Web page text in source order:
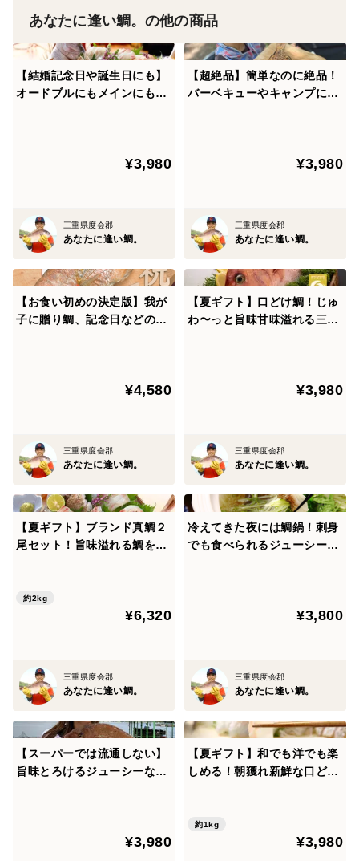
【賞味期限】
出荷日＋４日
お届け日から２日以内にお召し上がり下さい。
お届けした頃がいちばん甘みを感じやすく食べごろで
けとなります。
【お届け日】
ご注文日より最短４日
※北海道・沖縄への配送は最短５日となります。
真空パックにして、クール便にてお届けいたします。
■注意事項■
３枚下ろしにしてお届けいたしますが、身の中心に血合
骨が残っています。
召し上がる前に柵状にカットしていただくと、綺麗に取
り除けます。
く召し上がれますよ♪
＜恵まれた環境＞
迫間浦は、自然ゆたかな山々に包まれるように、湾の奥
へとのびる入り江。
雨が降るたびに、植物性プランクトンなどの栄養が山か
こうして口の中で甘みがじゅわっと広がる真鯛へと育つ
あなたに逢い鯛。の他の商品
【結婚記念日や誕生日にも】
オードブルにもメインにもな
¥3,980
三重県度会郡
あなたに逢い鯛。
【超絶品】簡単なのに絶品！
バーベキューやキャンプに
¥3,980
三重県度会郡
あなたに逢い鯛。
【お食い初めの決定版】我が
子に贈り鯛、記念日などのお
¥4,580
三重県度会郡
あなたに逢い鯛。
【夏ギフト】口どけ鯛！じゅ
わ〜っと旨味甘味溢れる三重
¥3,980
三重県度会郡
あなたに逢い鯛。
【夏ギフト】ブランド真鯛２
尾セット！旨味溢れる鯛を贈
約2kg
¥6,320
三重県度会郡
あなたに逢い鯛。
冷えてきた夜には鯛鍋！刺身
でも食べられるジューシーな
¥3,800
三重県度会郡
あなたに逢い鯛。
【スーパーでは流通しない】
旨味とろけるジューシーな
¥3,980
【夏ギフト】和でも洋でも楽
しめる！朝獲れ新鮮な口どけ
皮なし＞
約1kg
¥3,980